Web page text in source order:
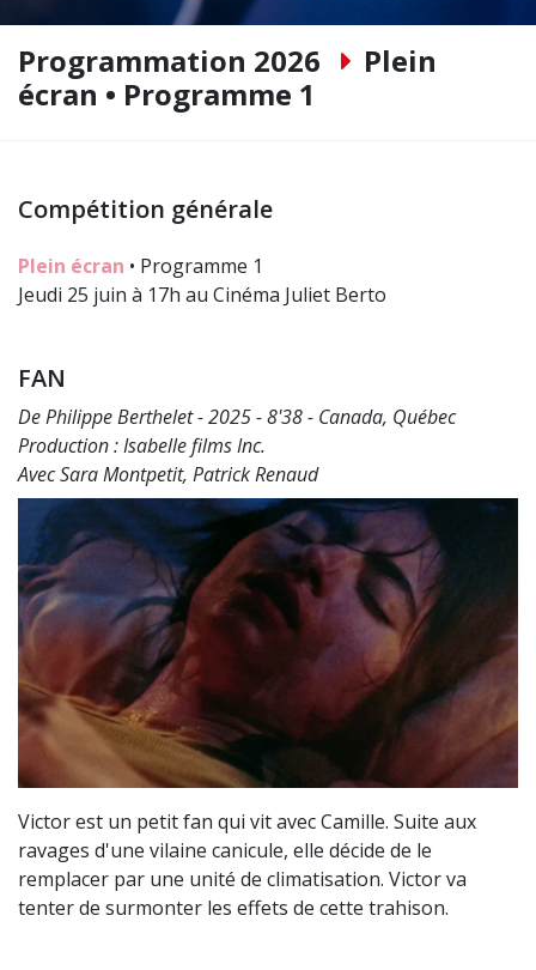
Programmation 2026
Plein
écran • Programme 1
Compétition générale
Plein écran • Programme 1
Jeudi 25 juin à 17h au Cinéma Juliet Berto
FAN
De Philippe Berthelet - 2025 - 8'38 - Canada, Québec
Production : Isabelle films Inc.
Avec Sara Montpetit, Patrick Renaud
Victor est un petit fan qui vit avec Camille. Suite aux
ravages d'une vilaine canicule, elle décide de le
remplacer par une unité de climatisation. Victor va
tenter de surmonter les effets de cette trahison.